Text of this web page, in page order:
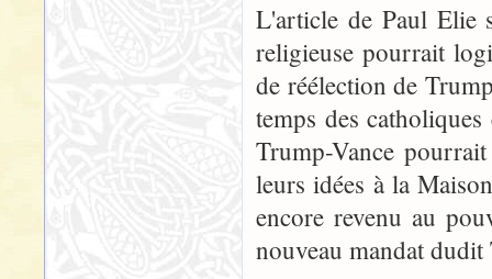
L'article de Paul Elie
religieuse pourrait
de réélection de
temps des
Trump-Vance
leurs idées à la
encore revenu au
nouveau mandat dudit